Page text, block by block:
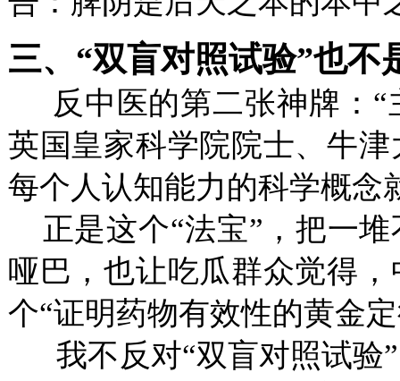
三、“双盲对照试验”也不
反中医的第二张神牌：“
英国皇家科学院院士、牛
每个人认知能力的科学概念
正是这个“法宝”，把一堆
哑巴，也让吃瓜群众觉得
个“证明药物有效性的黄金
我不反对“双盲对照试验”